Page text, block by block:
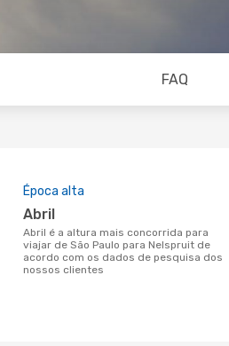
FAQ
Época alta
abril
abril é a altura mais concorrida para
viajar de São Paulo para Nelspruit de
acordo com os dados de pesquisa dos
nossos clientes